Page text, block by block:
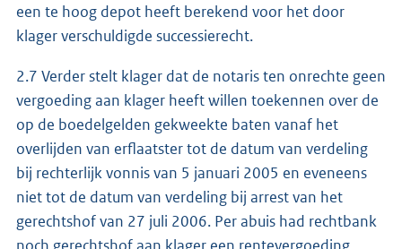
een te hoog depot heeft berekend voor het door
klager verschuldigde successierecht.
2.7 Verder stelt klager dat de notaris ten onrechte geen
vergoeding aan klager heeft willen toekennen over de
op de boedelgelden gekweekte baten vanaf het
overlijden van erflaatster tot de datum van verdeling
bij rechterlijk vonnis van 5 januari 2005 en eveneens
niet tot de datum van verdeling bij arrest van het
gerechtshof van 27 juli 2006. Per abuis had rechtbank